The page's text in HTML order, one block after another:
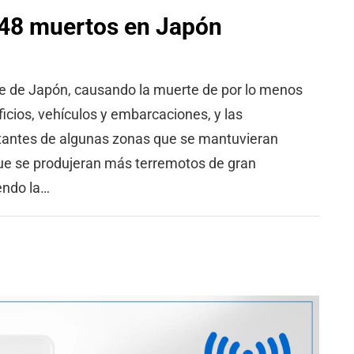
muertos en Japón
Japón, causando la muerte de por lo menos
vehículos y embarcaciones, y las
de algunas zonas que se mantuvieran
se produjeran más terremotos de gran
la…